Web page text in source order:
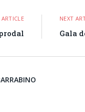
NEXT
Gala